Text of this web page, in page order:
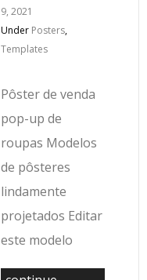
9, 2021
Under Posters,
Templates
Pôster de venda
pop-up de
roupas Modelos
de pôsteres
lindamente
projetados Editar
este modelo